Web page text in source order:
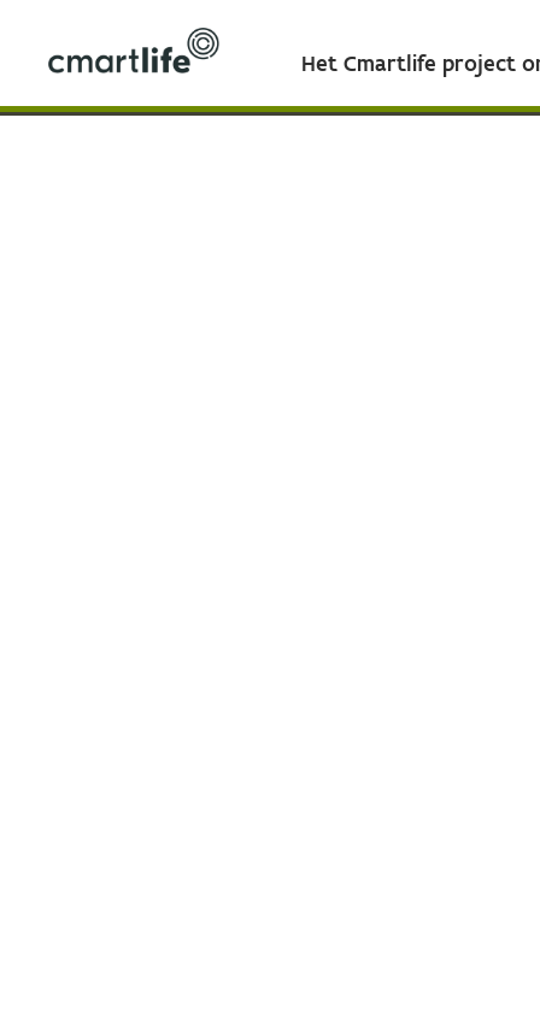
Het Cmartlife project